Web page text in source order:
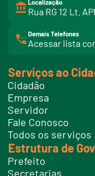
Localização
Rua RG 12 Lt.
Demais Telefones
Acessar lista
i
t
e
l
f
o
e
s
Serviços ao
Cidadão
Empresa
Servidor
Fale Conosco
Todos os serviços
Estrutura de
Prefeito
Secretarias